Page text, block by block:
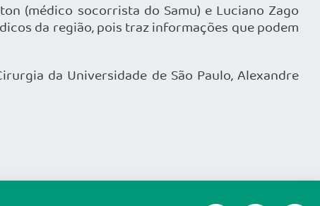
(médico socorrista do Samu) e Luciano Zago
da região, pois traz informações que podem
da Universidade de São Paulo, Alexandre